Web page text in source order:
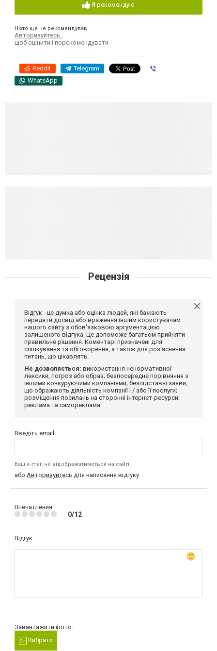
Я рекомендую
Ніхто ще не рекомендував
Авторизуйтесь ,
щоб оцінити і порекомендувати
Reddit Telegram
WhatsApp
Рецензія
Відгук - це думка або оцінка людей, які бажають
передати досвід або враження іншим користувачам
нашого сайту з обов'язковою аргументацією
залишеного відгука. Це допоможе багатьом прийняти
правильне рішення. Коментарі призначені для
спілкування та обговорення, а також для роз'яснення
питань, що цікавлять.
Не дозволяється: використання ненормативної
лексики, погроз або образ; безпосереднє порівняння з
іншими конкуруючими компаніями; безпідставні заяви,
що ображають діяльність компанії і / або її послуги;
розміщення посилань на сторонні інтернет-ресурси;
реклама та самореклама.
Введіть email:
Ваш e-mail не відображатиметься на сайті
або Авторизуйтесь для написання відгуку
Впечатления
0/12
Відгук:
Завантажити фото:
Вибрати